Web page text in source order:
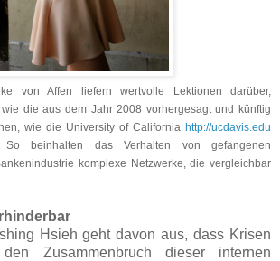
von Affen liefern wertvolle Lektionen darüber,
die aus dem Jahr 2008 vorhergesagt und künftig
wie die University of California http://ucdavis.edu
So beinhalten das Verhalten von gefangenen
komplexe Netzwerke, die vergleichbar
Hsieh geht davon aus, dass Krisen
Zusammenbruch dieser internen